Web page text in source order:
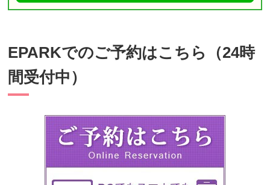
EPARKでのご予約はこちら（24時
間受付中）